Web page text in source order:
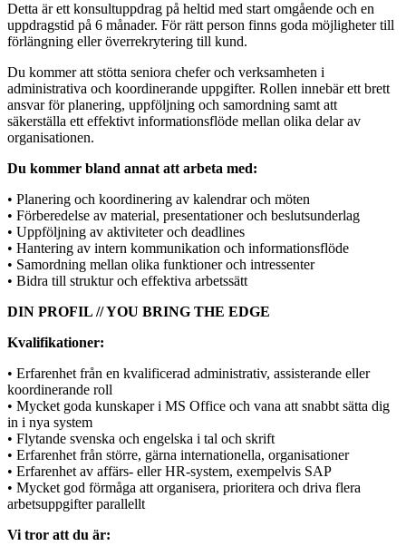
Detta är ett konsultuppdrag på heltid med start omgående och en
uppdragstid på 6 månader. För rätt person finns goda möjligheter till
förlängning eller överrekrytering till kund.
Du kommer att stötta seniora chefer och verksamheten i
administrativa och koordinerande uppgifter. Rollen innebär ett brett
ansvar för planering, uppföljning och samordning samt att
säkerställa ett effektivt informationsflöde mellan olika delar av
organisationen.
Du kommer bland annat att arbeta med:
• Planering och koordinering av kalendrar och möten
• Förberedelse av material, presentationer och beslutsunderlag
• Uppföljning av aktiviteter och deadlines
• Hantering av intern kommunikation och informationsflöde
• Samordning mellan olika funktioner och intressenter
• Bidra till struktur och effektiva arbetssätt
DIN PROFIL // YOU BRING THE EDGE
Kvalifikationer:
• Erfarenhet från en kvalificerad administrativ, assisterande eller
koordinerande roll
• Mycket goda kunskaper i MS Office och vana att snabbt sätta dig
in i nya system
• Flytande svenska och engelska i tal och skrift
• Erfarenhet från större, gärna internationella, organisationer
• Erfarenhet av affärs- eller HR-system, exempelvis SAP
• Mycket god förmåga att organisera, prioritera och driva flera
arbetsuppgifter parallellt
Vi tror att du är: